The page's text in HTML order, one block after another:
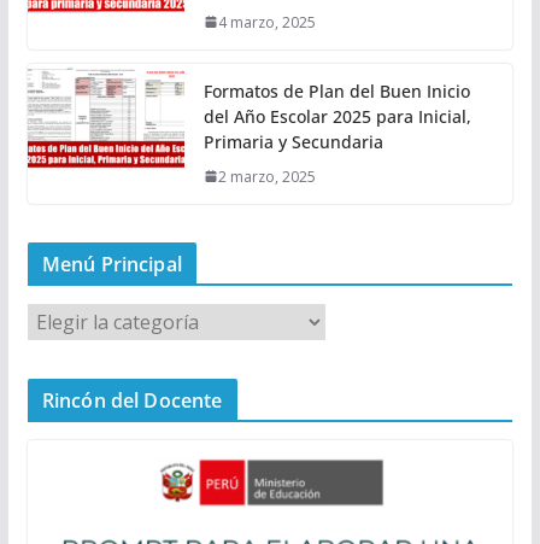
4 marzo, 2025
Formatos de Plan del Buen Inicio
del Año Escolar 2025 para Inicial,
Primaria y Secundaria
2 marzo, 2025
Menú Principal
M
e
n
Rincón del Docente